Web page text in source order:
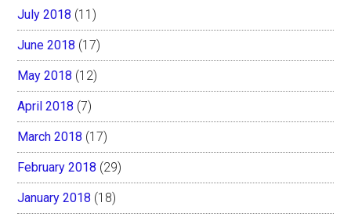
July 2018 (11)
June 2018 (17)
May 2018 (12)
April 2018 (7)
March 2018 (17)
February 2018 (29)
January 2018 (18)